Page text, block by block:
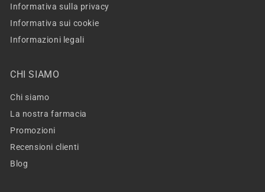
Informativa sulla privacy
Informativa sui cookie
Informazioni legali
CHI SIAMO
Chi siamo
La nostra farmacia
Promozioni
Recensioni clienti
Blog